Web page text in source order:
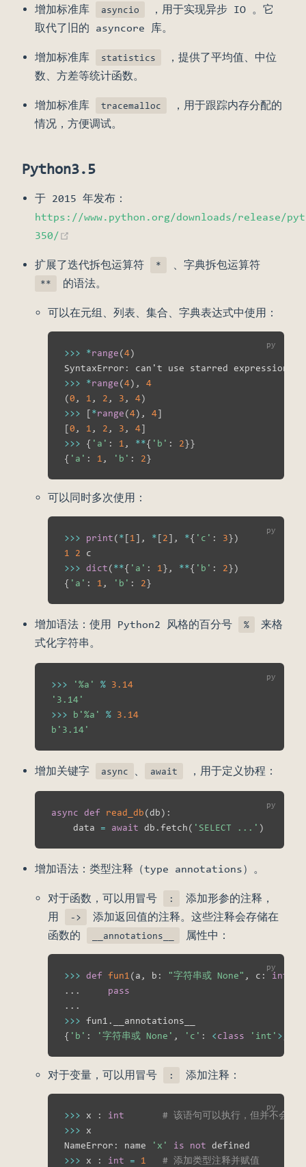
增加标准库 asyncio
，用于实现异步 IO 。它
取代了旧的 asyncore 库。
增加标准库 statistics
，提供了平均值、中位
数、方差等统计函数。
增加标准库 tracemalloc
，用于跟踪内存分配的
情况，方便调试。
Python3.5
于 2015 年发布：
https://www.python.org/downloads/release/
350/
扩展了迭代拆包运算符 * 、字典拆包运算符
** 的语法。
可以在元组、列表、集合、字典表达式中使用：
>>> *range(4)
SyntaxError :
>>> *range(4) ,
4
(0 , 1 , 2 , 3 , 4)
>>> [*range(4) , 4]
[0 , 1 , 2 , 3 , 4]
>>> { 'a' : 1 , **{ 'b' : 2}}
{ 'a' : 1 , 'b' : 2}
可以同时多次使用：
>>> print(*[1 ] , *[2] , *{ 'c' : 3})
1
2
>>> dict(**{ 'a' : 1 } , **{ 'b' : 2})
{ 'a' : 1 , 'b' : 2}
增加语法：使用 Python2 风格的百分号 %
来格
式化字符串。
>>> '%a' % 3.14
'3.14'
>>> b'%a' % 3.14
b'3.14'
增加关键字 async 、 await ，用于定义协程：
async def read_db(db) :
    data
= await db .fetch( 'SELECT ...' )
增加语法：类型注释（type annotations）。
对于函数，可以用冒号 :
添加形参的注释，
用
->
添加返回值的注释。这些注释会存储在
函数的
__annotations__ 属性中：
>>> def fun1 (a , b : "字符串或 None" , c : int
. . .
pass
. . .
>>> fun1 .
{ 'b' : '字符串或 None' , 'c' : <class 'int' >
对于变量，可以用冒号 : 添加注释：
>>> x : int
# 该语句可以执行，但并不会创
>>> x
NameError : name 'x' is not
>>> x : int = 1
# 添加类型注释并赋值